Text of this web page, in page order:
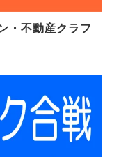
・不動産クラフ